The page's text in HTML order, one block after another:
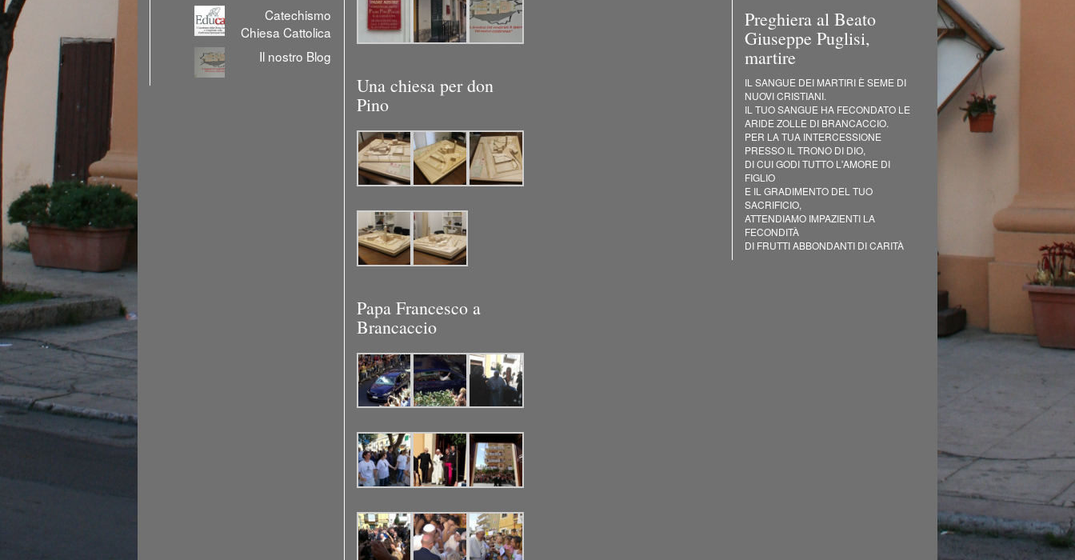
Catechismo
Chiesa Cattolica
Il nostro Blog
Una chiesa per don
Pino
Papa Francesco a
Brancaccio
Preghiera al Beato
Giuseppe Puglisi,
martire
IL SANGUE DEI MARTIRI È SEME DI
NUOVI CRISTIANI.
IL TUO SANGUE HA FECONDATO LE
ARIDE ZOLLE DI BRANCACCIO.
PER LA TUA INTERCESSIONE
PRESSO IL TRONO DI DIO,
DI CUI GODI TUTTO L'AMORE DI
FIGLIO
E IL GRADIMENTO DEL TUO
SACRIFICIO,
ATTENDIAMO IMPAZIENTI LA
FECONDITÀ
DI FRUTTI ABBONDANTI DI CARITÀ